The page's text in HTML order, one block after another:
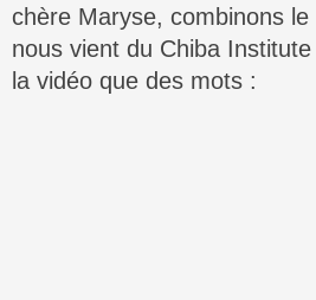
chère Maryse, combinons
nous vient du Chiba
la vidéo que des mots :